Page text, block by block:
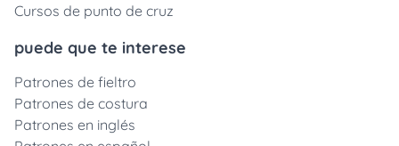
Cursos de punto de cruz
puede que te interese
Patrones de fieltro
Patrones de costura
Patrones en inglés